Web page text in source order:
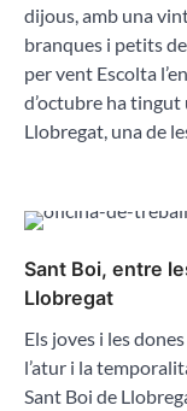
dijous, amb una
branques i petits
per vent Escolta
d’octubre ha tingut
Llobregat, una de
Sant Boi, entre
Llobregat
Els joves i les
l’atur i la
Sant Boi de